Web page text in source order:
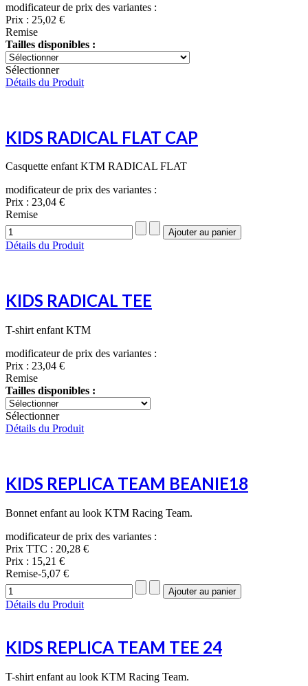
modificateur de prix des variantes :
Prix : 25,02 €
Remise
Tailles disponibles :
Sélectionner
Détails du Produit
KIDS RADICAL FLAT CAP
Casquette enfant KTM RADICAL FLAT
modificateur de prix des variantes :
Prix : 23,04 €
Remise
Détails du Produit
KIDS RADICAL TEE
T-shirt enfant KTM
modificateur de prix des variantes :
Prix : 23,04 €
Remise
Tailles disponibles :
Sélectionner
Détails du Produit
KIDS REPLICA TEAM BEANIE18
Bonnet enfant au look KTM Racing Team.
modificateur de prix des variantes :
Prix TTC : 20,28 €
Prix : 15,21 €
Remise-5,07 €
Détails du Produit
KIDS REPLICA TEAM TEE 24
T-shirt enfant au look KTM Racing Team.